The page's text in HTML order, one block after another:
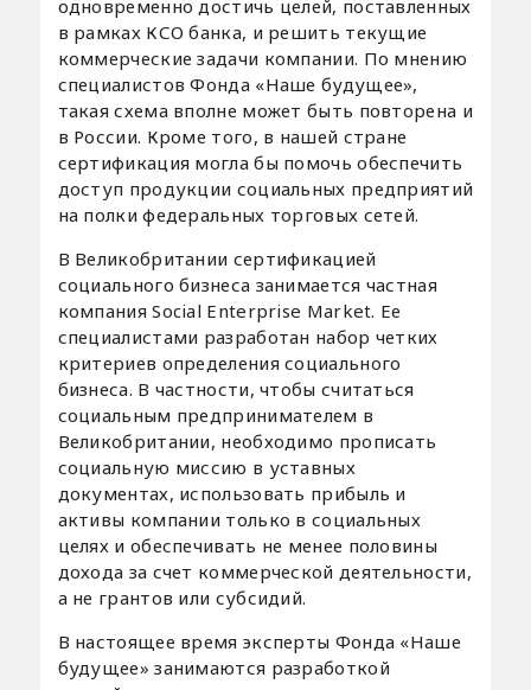
одновременно достичь целей, поставленных
в рамках КСО банка, и решить текущие
коммерческие задачи компании. По мнению
специалистов Фонда «Наше будущее»,
такая схема вполне может быть повторена и
в России. Кроме того, в нашей стране
сертификация могла бы помочь обеспечить
доступ продукции социальных предприятий
на полки федеральных торговых сетей.
В Великобритании сертификацией
социального бизнеса занимается частная
компания Social Enterprise Market. Ее
специалистами разработан набор четких
критериев определения социального
бизнеса. В частности, чтобы считаться
социальным предпринимателем в
Великобритании, необходимо прописать
социальную миссию в уставных
документах, использовать прибыль и
активы компании только в социальных
целях и обеспечивать не менее половины
дохода за счет коммерческой деятельности,
а не грантов или субсидий.
В настоящее время эксперты Фонда «Наше
будущее» занимаются разработкой